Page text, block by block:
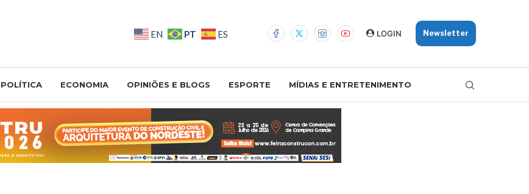
EN PT ES LOGIN Newsletter
POLÍTICA ECONOMIA OPINIÕES E BLOGS ESPORTE MÍDIAS E ENTRETENIMENTO